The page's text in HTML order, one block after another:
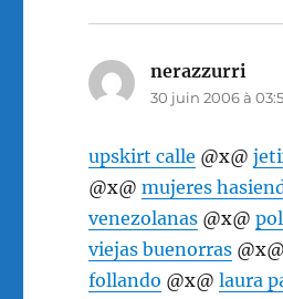
nerazzurri
30 juin 2006 à
upskirt calle @x@
@x@mujeres
venezolanas @x@
viejas buenorras
follando @x@laura